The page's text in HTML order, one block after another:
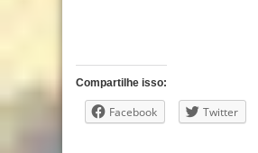
Compartilhe isso:
Facebook Twitter